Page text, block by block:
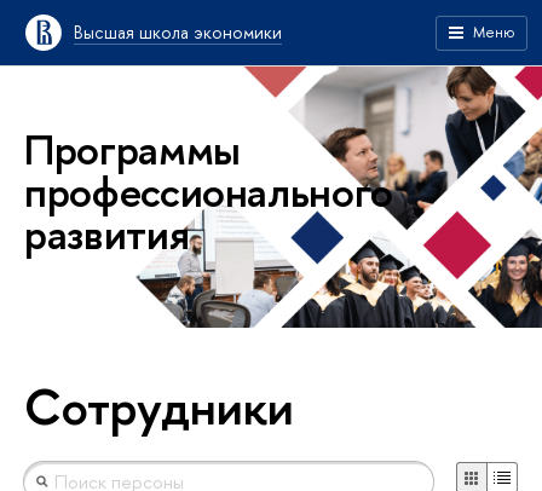
Высшая школа экономики Меню
Программы
профессионального
развития
Сотрудники